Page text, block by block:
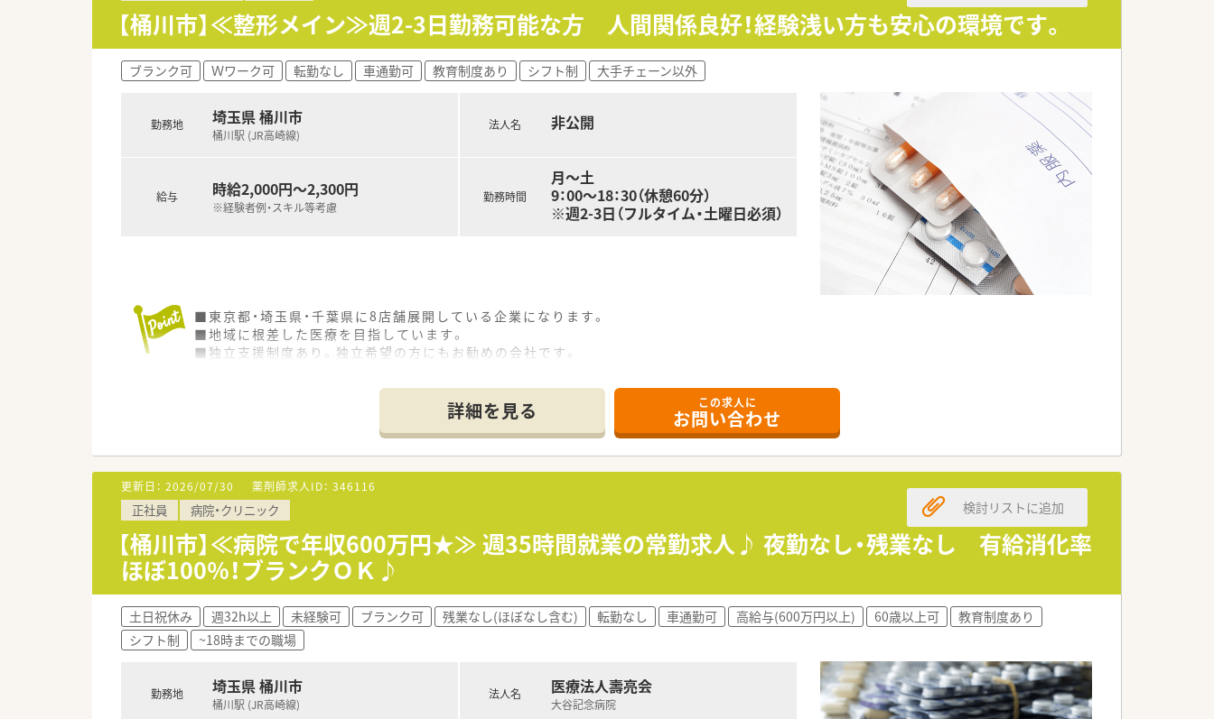
【桶川市】≪整形メイン≫週2-3日勤務可能な方 人間関係良好！経験浅い方も安心の環境です。
ブランク可 Ｗワーク可 転勤なし 車通勤可 教育制度あり シフト制 大手チェーン以外
勤務地 埼玉県 桶川市
桶川駅 (JR高崎線)
給与 時給2,000円～2,300円
※経験者例・スキル等考慮
法人名 非公開
勤務時間
月～土
9：00～18：30（休憩60分）
※週2-3日（フルタイム・土曜日必須）
■東京都・埼玉県・千葉県に8店舗展開している企業になります。
■地域に根差した医療を目指しています。
■独立支援制度あり。独立希望の方にもお勧めの会社です。
詳細を見る この求人に
お問い合わせ
更新日： 2026/07/30 薬剤師求人ID： 346116
正社員 病院・クリニック
【桶川市】≪病院で年収600万円★≫ 週35時間就業の常勤求人♪ 夜勤なし・残業なし 有給消化率
ほぼ100％！ブランクＯＫ♪
検討リストに追加
土日祝休み 週32h以上 未経験可 ブランク可 残業なし(ほぼなし含む) 転勤なし 車通勤可 高給与(600万円以上) 60歳以上可
教育制度あり
シフト制
~18時までの職場
勤務地 埼玉県 桶川市
桶川駅 (JR高崎線)
法人名 医療法人壽亮会
大谷記念病院